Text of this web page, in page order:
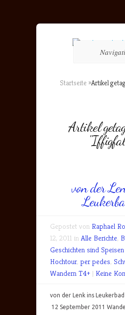
Startseite »Artikel
Artikel
von der
Gepostet von Raphael
12, 2011 in Alle Berichte,
Geschichten sind
Hochtour, per pedes,
Wandern T4+ | Keine
von der Lenk ins
12 September 2011